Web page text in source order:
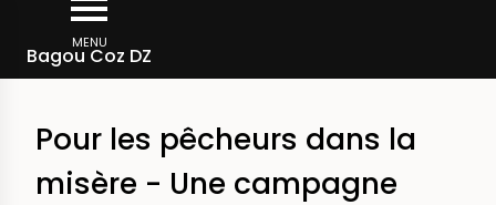
main
MENU
Bagou Coz DZ
Breadcrumb
Pour les pêcheurs dans la
misère - Une campagne